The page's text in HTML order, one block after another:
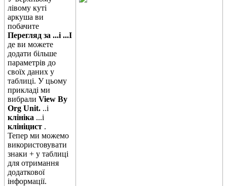
лівому куті
аркуша ви
побачите
Перегляд за ...і ...І
де ви можете
додати більше
параметрів до
своїх даних у
таблиці. У цьому
прикладі ми
вибрали View By
Org Unit. ..і
клініка ...і
клініцист .
Тепер ми можемо
використовувати
знаки + у таблиці
для отримання
додаткової
інформації.